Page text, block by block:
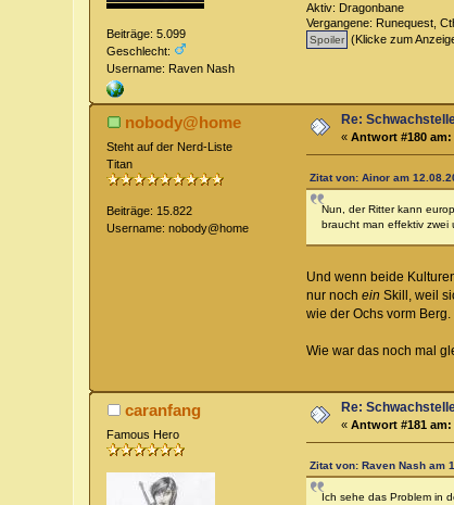
Beiträge: 5.099
Geschlecht:
Username: Raven Nash
Aktiv: Dragonbane
Vergangene: Runequest,
(Klicke zum
nobody@home
Steht auf der Nerd-Liste
Titan
Beiträge: 15.822
Username: nobody@home
Re:
«Antwort #180 am:
Zitat von: Ainor am
Nun, der Ritter kann
braucht man effektiv zwei
Und wenn beide
nur noch ein Skill, weil
wie der Ochs vorm Berg.
Wie war das noch mal
caranfang
Famous Hero
Re:
«Antwort #181 am:
Zitat von: Raven Nash am
Ich sehe das Problem in